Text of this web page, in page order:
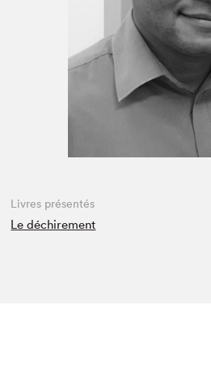
Espace enseignant·e·s
Espace pro
Livres présentés
Le déchirement